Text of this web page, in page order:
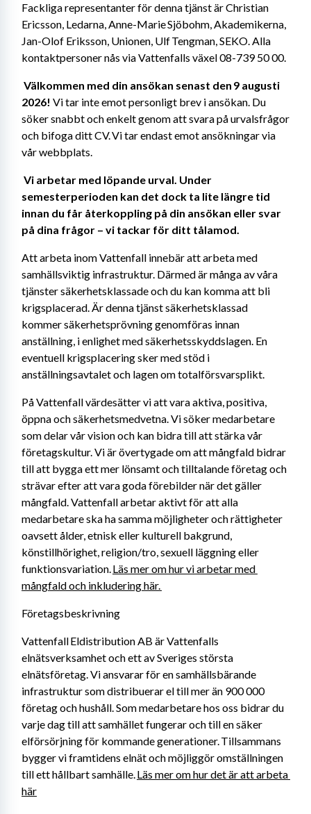
Fackliga representanter för denna tjänst är Christian
Ericsson, Ledarna, Anne-Marie Sjöbohm, Akademikerna,
Jan-Olof Eriksson, Unionen, Ulf Tengman, SEKO. Alla
kontaktpersoner nås via Vattenfalls växel 08-739 50 00.
Välkommen med din ansökan senast den 9 augusti
2026! Vi tar inte emot personligt brev i ansökan. Du
söker snabbt och enkelt genom att svara på urvalsfrågor
och bifoga ditt CV. Vi tar endast emot ansökningar via
vår webbplats.
Vi arbetar med löpande urval. Under
semesterperioden kan det dock ta lite längre tid
innan du får återkoppling på din ansökan eller svar
på dina frågor – vi tackar för ditt tålamod.
Att arbeta inom Vattenfall innebär att arbeta med
samhällsviktig infrastruktur. Därmed är många av våra
tjänster säkerhetsklassade och du kan komma att bli
krigsplacerad. Är denna tjänst säkerhetsklassad
kommer säkerhetsprövning genomföras innan
anställning, i enlighet med säkerhetsskyddslagen. En
eventuell krigsplacering sker med stöd i
anställningsavtalet och lagen om totalförsvarsplikt.
På Vattenfall värdesätter vi att vara aktiva, positiva,
öppna och säkerhetsmedvetna. Vi söker medarbetare
som delar vår vision och kan bidra till att stärka vår
företagskultur. Vi är övertygade om att mångfald bidrar
till att bygga ett mer lönsamt och tilltalande företag och
strävar efter att vara goda förebilder när det gäller
mångfald. Vattenfall arbetar aktivt för att alla
medarbetare ska ha samma möjligheter och rättigheter
oavsett ålder, etnisk eller kulturell bakgrund,
könstillhörighet, religion/tro, sexuell läggning eller
funktionsvariation. Läs mer om hur vi arbetar med
mångfald och inkludering här.
Företagsbeskrivning
Vattenfall Eldistribution AB är Vattenfalls
elnätsverksamhet och ett av Sveriges största
elnätsföretag. Vi ansvarar för en samhällsbärande
infrastruktur som distribuerar el till mer än 900 000
företag och hushåll. Som medarbetare hos oss bidrar du
varje dag till att samhället fungerar och till en säker
elförsörjning för kommande generationer. Tillsammans
bygger vi framtidens elnät och möjliggör omställningen
till ett hållbart samhälle. Läs mer om hur det är att arbeta
här